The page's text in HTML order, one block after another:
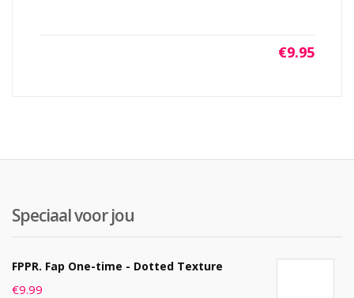
€9.95
Speciaal voor jou
FPPR. Fap One-time - Dotted Texture
€9.99